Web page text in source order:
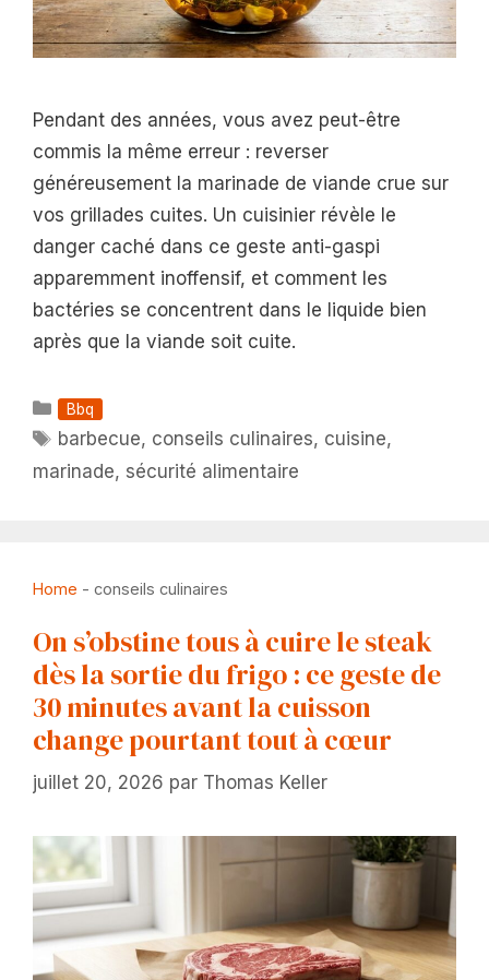
Pendant des années, vous avez peut-être
commis la même erreur : reverser
généreusement la marinade de viande crue sur
vos grillades cuites. Un cuisinier révèle le
danger caché dans ce geste anti-gaspi
apparemment inoffensif, et comment les
bactéries se concentrent dans le liquide bien
après que la viande soit cuite.
Catégories
Bbq
Étiquettes
barbecue, conseils culinaires, cuisine,
marinade, sécurité alimentaire
Home - conseils culinaires
On s’obstine tous à cuire le steak
dès la sortie du frigo : ce geste de
30 minutes avant la cuisson
change pourtant tout à cœur
juillet 20, 2026 par Thomas Keller